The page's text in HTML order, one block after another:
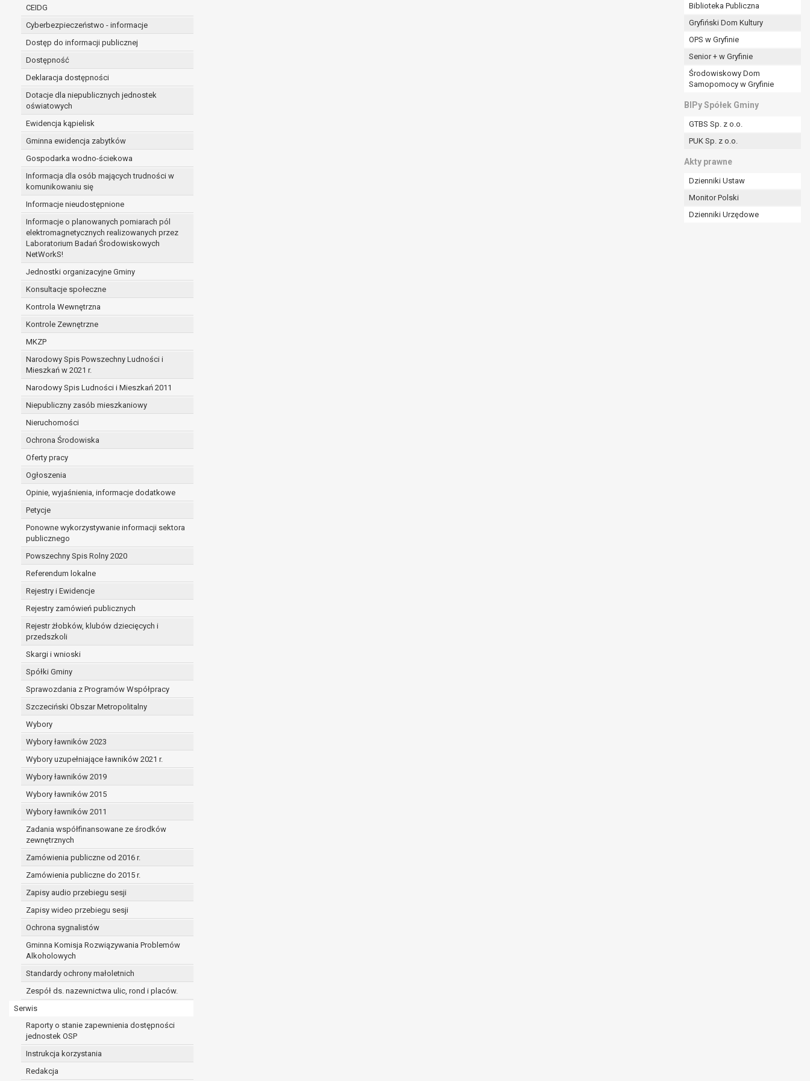
CEIDG
Cyberbezpieczeństwo - informacje
Dostęp do informacji publicznej
Dostępność
Deklaracja dostępności
Dotacje dla niepublicznych jednostek
oświatowych
Ewidencja kąpielisk
Gminna ewidencja zabytków
Gospodarka wodno-ściekowa
Informacja dla osób mających trudności w
komunikowaniu się
Informacje nieudostępnione
Informacje o planowanych pomiarach pól
elektromagnetycznych realizowanych przez
Laboratorium Badań Środowiskowych
NetWorkS!
Jednostki organizacyjne Gminy
Konsultacje społeczne
Kontrola Wewnętrzna
Kontrole Zewnętrzne
MKZP
Narodowy Spis Powszechny Ludności i
Mieszkań w 2021 r.
Narodowy Spis Ludności i Mieszkań 2011
Niepubliczny zasób mieszkaniowy
Nieruchomości
Ochrona Środowiska
Oferty pracy
Ogłoszenia
Opinie, wyjaśnienia, informacje dodatkowe
Petycje
Ponowne wykorzystywanie informacji sektora
publicznego
Powszechny Spis Rolny 2020
Referendum lokalne
Rejestry i Ewidencje
Rejestry zamówień publicznych
Rejestr żłobków, klubów dziecięcych i
przedszkoli
Skargi i wnioski
Spółki Gminy
Sprawozdania z Programów Współpracy
Szczeciński Obszar Metropolitalny
Wybory
Wybory ławników 2023
Wybory uzupełniające ławników 2021 r.
Wybory ławników 2019
Wybory ławników 2015
Wybory ławników 2011
Zadania współfinansowane ze środków
zewnętrznych
Zamówienia publiczne od 2016 r.
Zamówienia publiczne do 2015 r.
Zapisy audio przebiegu sesji
Zapisy wideo przebiegu sesji
Ochrona sygnalistów
Gminna Komisja Rozwiązywania Problemów
Alkoholowych
Standardy ochrony małoletnich
Zespół ds. nazewnictwa ulic, rond i placów.
Serwis
Raporty o stanie zapewnienia dostępności
jednostek OSP
Instrukcja korzystania
Redakcja
Biblioteka Publiczna
Gryfiński Dom Kultury
OPS w Gryfinie
Senior + w Gryfinie
Środowiskowy Dom
Samopomocy w Gryfinie
BIPy Spółek Gminy
GTBS Sp. z o.o.
PUK Sp. z o.o.
Akty prawne
Dzienniki Ustaw
Monitor Polski
Dzienniki Urzędowe
administratorowi bądź
niezbędność przetwarzania do celów wynikających z prawnie uzasadnionych interesów realizowanych przez administratora lub przez stronę trzecią.
Z przyczyn związanych z Pani/Pana szczególną sytuacją. W razie wniesienia sprzeciwu, administrator nie może już przetwarzać tych danych osobowych, chyba że wykaże
on istnienie ważnych prawnie uzasadnionych podstaw do przetwarzania, nadrzędnych wobec interesów, praw i wolności osoby, której dane dotyczą, lub podstaw do
ustalenia, dochodzenia lub obrony roszczeń.
W przypadku gdy przetwarzanie danych osobowych odbywa się na podstawie zgody osoby na przetwarzanie danych osobowych (art. 6 ust. 1 lit a RODO), przysługuje Pani/Panu
prawo do cofnięcia tej zgody w dowolnym momencie. Cofnięcie to nie ma wpływu na zgodność przetwarzania, którego dokonano na podstawie zgody przed jej cofnięciem.
Przysługuje Pani/Panu prawo wniesienia skargi do organu nadzorczego na niezgodne z prawem przetwarzanie Pani/Pana danych osobowych przez administratora.
Organem właściwym do wniesienia skargi jest Prezes Urzędu Ochrony Danych Osobowych.
W zależności od sfery, w której przetwarzane są dane osobowe, podanie danych osobowych jest dobrowolne albo jest wymogiem ustawowym lub umownym.
Pani/Pana dane nie będą poddawane zautomatyzowanemu podejmowaniu decyzji, w tym również profilowaniu.